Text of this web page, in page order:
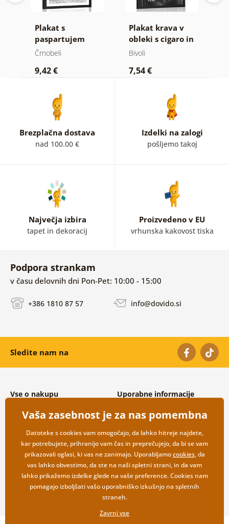
Plakat s
paspartujem
luksuzno zatišje v
Črnobeli
9,42 €
Plakat krava v
obleki s cigaro in
viskijem
Bivoli
7,54 €
Brezplačna dostava
nad 100.00 €
Izdelki na zalogi
pošljemo takoj
Največja izbira
tapet in dekoracij
Proizvedeno v EU
vrhunska kakovost tiska
Podpora strankam
v času delovnih dni Pon-Pet: 10:00 - 15:00
+386 1810 87 57 info@dovido.si
Sledite nam na
Vse o nakupu
Splošni in reklamacijski pogoji
Varovanje osebnih podatkov
Možnosti dostave in plačila
Vračilo blaga
Uporabne informacije
Pogosto zastavljena vprašanja
Kontakti
Veleprodaja
Vaša zasebnost je za nas pomembna
Datoteke s cookies vam omogočajo, da lahko hitreje najdete,
kar potrebujete, prihranijo vam čas in preprečujejo, da bi se vam
prikazovali oglasi, ki vas ne zanimajo. Uporabljamocookies, da
vas lahko obvestimo, da ste na naši spletni strani, in da vam
lahko prikažemo izdelke glede na vaše preference. Cookies nam
pomagajo izboljšati vašo uporabniško izkušnjo na spletnih
straneh.
Zavrni vse